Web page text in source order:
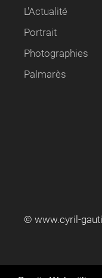
L'Actualité
Portrait
Photographies
Palmarès
© www.cyril-